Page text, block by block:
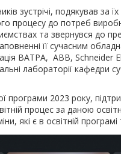
зустрічі, подякував за
процесу до потреб
та звернувся до
її сучасним
ВАТРА, ABB, Schneider
лабораторії кафедри
програми 2023 року,
процес за даною
які є в освітній